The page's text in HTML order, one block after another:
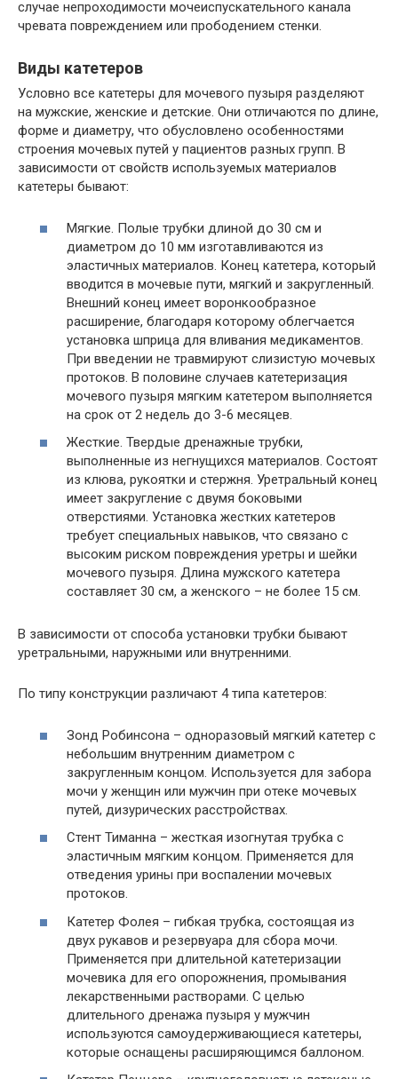
случае непроходимости мочеиспускательного канала
чревата повреждением или прободением стенки.
Виды катетеров
Условно все катетеры для мочевого пузыря разделяют
на мужские, женские и детские. Они отличаются по длине,
форме и диаметру, что обусловлено особенностями
строения мочевых путей у пациентов разных групп. В
зависимости от свойств используемых материалов
катетеры бывают:
Мягкие. Полые трубки длиной до 30 см и
диаметром до 10 мм изготавливаются из
эластичных материалов. Конец катетера, который
вводится в мочевые пути, мягкий и закругленный.
Внешний конец имеет воронкообразное
расширение, благодаря которому облегчается
установка шприца для вливания медикаментов.
При введении не травмируют слизистую мочевых
протоков. В половине случаев катетеризация
мочевого пузыря мягким катетером выполняется
на срок от 2 недель до 3-6 месяцев.
Жесткие. Твердые дренажные трубки,
выполненные из негнущихся материалов. Состоят
из клюва, рукоятки и стержня. Уретральный конец
имеет закругление с двумя боковыми
отверстиями. Установка жестких катетеров
требует специальных навыков, что связано с
высоким риском повреждения уретры и шейки
мочевого пузыря. Длина мужского катетера
составляет 30 см, а женского – не более 15 см.
В зависимости от способа установки трубки бывают
уретральными, наружными или внутренними.
По типу конструкции различают 4 типа катетеров:
Зонд Робинсона – одноразовый мягкий катетер с
небольшим внутренним диаметром с
закругленным концом. Используется для забора
мочи у женщин или мужчин при отеке мочевых
путей, дизурических расстройствах.
Стент Тиманна – жесткая изогнутая трубка с
эластичным мягким концом. Применяется для
отведения урины при воспалении мочевых
протоков.
Катетер Фолея – гибкая трубка, состоящая из
двух рукавов и резервуара для сбора мочи.
Применяется при длительной катетеризации
мочевика для его опорожнения, промывания
лекарственными растворами. С целью
длительного дренажа пузыря у мужчин
используются самоудерживающиеся катетеры,
которые оснащены расширяющимся баллоном.